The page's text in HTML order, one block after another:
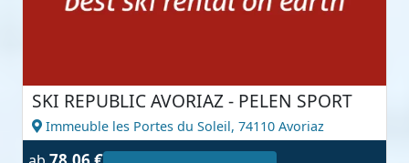
SKI REPUBLIC AVORIAZ - PELEN SPORT
Immeuble les Portes du Soleil, 74110 Avoriaz